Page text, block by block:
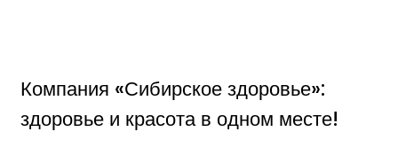
Компания «Сибирское здоровье»:
здоровье и красота в одном месте!